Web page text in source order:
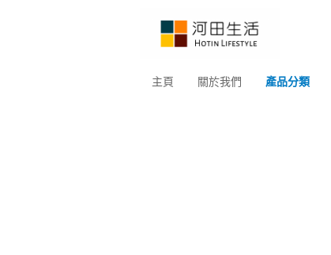
主頁 關於我們 產品分類